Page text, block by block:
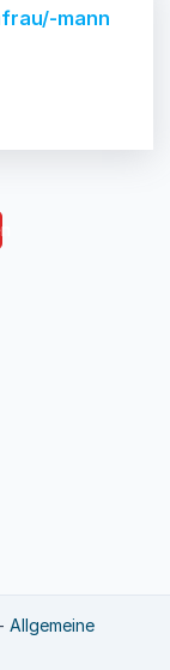
mann
- Allgemeine